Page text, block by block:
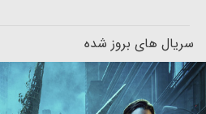
سریال های بروز شده